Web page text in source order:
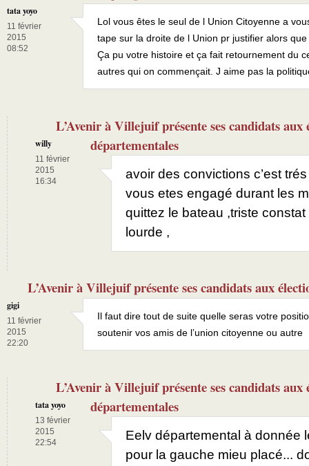
tata yoyo
11 février
2015
08:52
Lol vous êtes le seul de l Union Citoyenne a
tape sur la droite de l Union pr justifier alors
Ça pu votre histoire et ça fait retournement du
autres qui on commençait. J aime pas la
L’Avenir à Villejuif présente ses candidats aux
départementales
willy
11 février
2015
16:34
avoir des convictions c’est
vous etes engagé durant les
quittez le bateau ,triste
lourde ,
L’Avenir à Villejuif présente ses candidats aux
gigi
11 février
2015
22:20
Il faut dire tout de suite quelle seras votre
soutenir vos amis de l’union citoyenne ou autre
L’Avenir à Villejuif présente ses candidats aux
départementales
tata yoyo
13 février
2015
22:54
Eelv départemental à donnée
pour la gauche mieu placé...